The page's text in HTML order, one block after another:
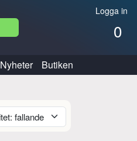
Logga in
0
Nyheter Butiken